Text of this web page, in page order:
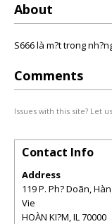
About
S666 là m?t trong
Comments
Issues with this site? Let
Contact Info
Address
119 P. Ph? Doãn,
Vie
HOÀN KI?M,IL70000